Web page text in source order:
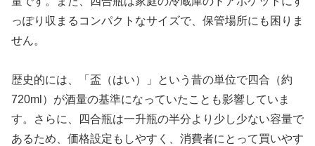
っぽり収まるコンパクトなサイズで、保管場所にも困りま
せん。
歴史的には、「盃（はい）」という昔の単位で四合（約
720ml）が酒量の基準になっていたことも影響していま
す。さらに、四合瓶は一升瓶の半分より少し少ない容量で
あるため、価格設定もしやすく、消費者にとって買いやす